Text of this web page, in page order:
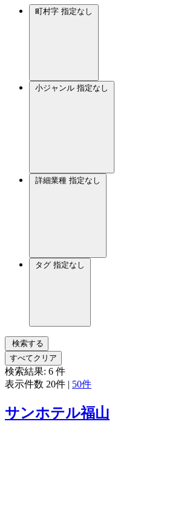
町村字 指定なし
小ジャンル 指定なし
詳細業種 指定なし
タグ 指定なし
検索する
すべてクリア
検索結果: 6 件
表示件数 20件 | 50件
サンホテル福山